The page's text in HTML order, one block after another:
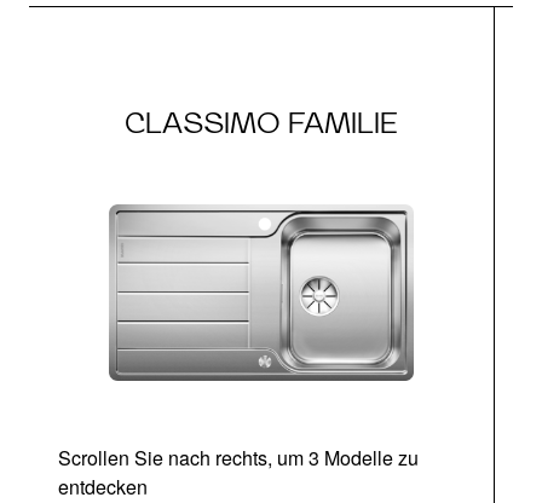
CLASSIMO FAMILIE
Scrollen Sie nach rechts, um 3 Modelle zu
entdecken